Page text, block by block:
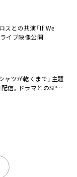
スとの共演「If We
イブ映像公開
ャツが乾くまで』主題
信。ドラマとのSPコ